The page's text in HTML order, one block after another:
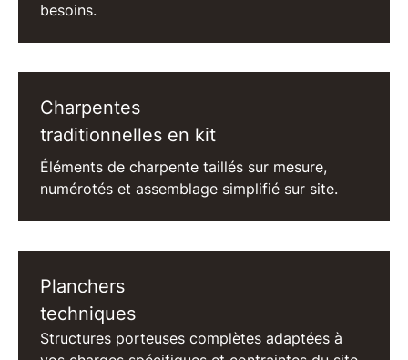
besoins.
Charpentes
traditionnelles en kit
Éléments de charpente taillés sur mesure,
numérotés et assemblage simplifié sur site.
Planchers
techniques
Structures porteuses complètes adaptées à